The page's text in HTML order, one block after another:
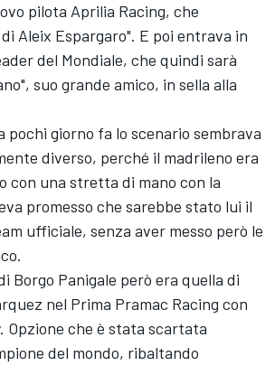
pilota Aprilia Racing, che
Aleix Espargaro". E poi entrava in
del Mondiale, che quindi sarà
suo grande amico, in sella alla
pochi giorno fa lo scenario sembrava
diverso, perché il madrileno era
con una stretta di mano con la
promesso che sarebbe stato lui il
ufficiale, senza aver messo però le
Borgo Panigale però era quella di
nel Prima Pramac Racing con
Opzione che è stata scartata
del mondo, ribaltando